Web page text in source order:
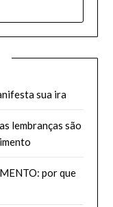
sua ira
lembranças são
por que